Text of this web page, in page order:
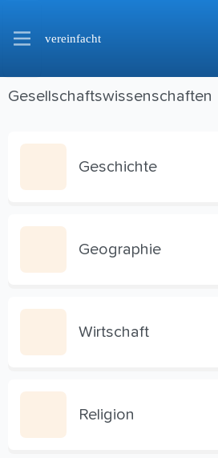
vereinfacht
Gesellschaftswissenschaften
Geschichte
Geographie
Wirtschaft
Religion